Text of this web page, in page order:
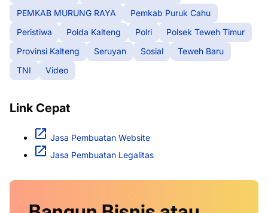
PEMKAB MURUNG RAYA
Pemkab Puruk Cahu
Peristiwa
Polda Kalteng Polri
Polsek Teweh Timur
Provinsi Kalteng
Seruyan Sosial
Teweh Baru
TNI
Video
Link Cepat
Jasa Pembuatan Website
Jasa Pembuatan Legalitas